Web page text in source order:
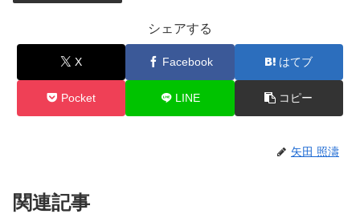
シェアする
X Facebook はてブ
Pocket LINE コピー
矢田 照濤
関連記事